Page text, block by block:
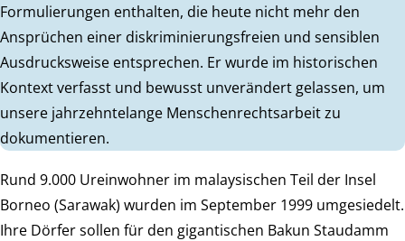
Formulierungen enthalten, die heute nicht mehr den
Ansprüchen einer diskriminierungsfreien und sensiblen
Ausdrucksweise entsprechen. Er wurde im historischen
Kontext verfasst und bewusst unverändert gelassen, um
unsere jahrzehntelange Menschenrechtsarbeit zu
dokumentieren.
Rund 9.000 Ureinwohner im malaysischen Teil der Insel
Borneo (Sarawak) wurden im September 1999 umgesiedelt.
Ihre Dörfer sollen für den gigantischen Bakun Staudamm